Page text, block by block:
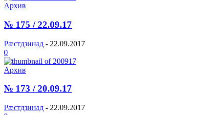
Архив
№ 175 / 22.09.17
Рæстдзинад - 22.09.2017
0
Архив
№ 173 / 20.09.17
Рæстдзинад - 22.09.2017